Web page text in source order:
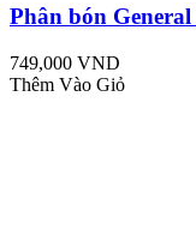
Phân bón
749,000 VND
Thêm Vào Giỏ